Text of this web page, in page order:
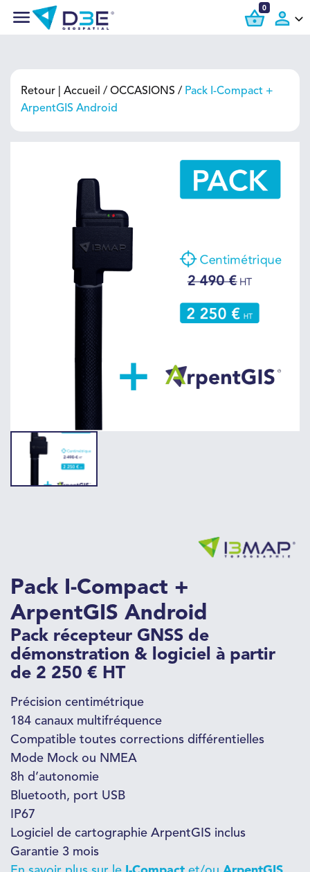
0
Retour | Accueil OCCASIONS
Pack I-Compact +
ArpentGIS Android
Pack I-Compact +
ArpentGIS Android
Pack récepteur GNSS de
démonstration & logiciel à partir
de 2 250 € HT
Précision centimétrique
184 canaux multifréquence
Compatible toutes corrections différentielles
Mode Mock ou NMEA
8h d’autonomie
Bluetooth, port USB
IP67
Logiciel de cartographie ArpentGIS inclus
Garantie 3 mois